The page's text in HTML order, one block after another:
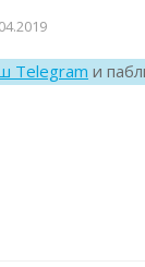
Telegram и